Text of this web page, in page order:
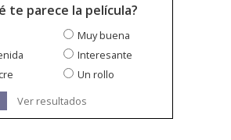
te parece la película?
Muy buena
Interesante
Un rollo
Ver resultados